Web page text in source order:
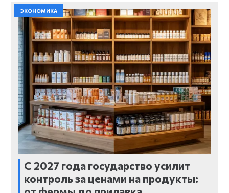
ЭКОНОМИКА
С 2027 года государство усилит
контроль за ценами на продукты: